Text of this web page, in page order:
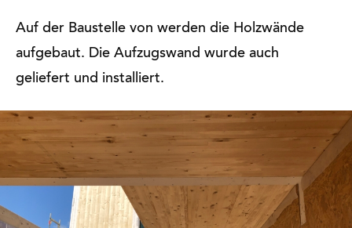
Auf der Baustelle von werden die Holzwände
aufgebaut. Die Aufzugswand wurde auch
geliefert und installiert.